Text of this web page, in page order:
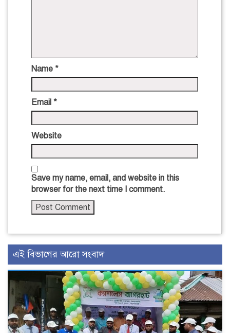
Name *
Email *
Website
Save my name, email, and website in this
browser for the next time I comment.
এই বিভাগের আরো সংবাদ